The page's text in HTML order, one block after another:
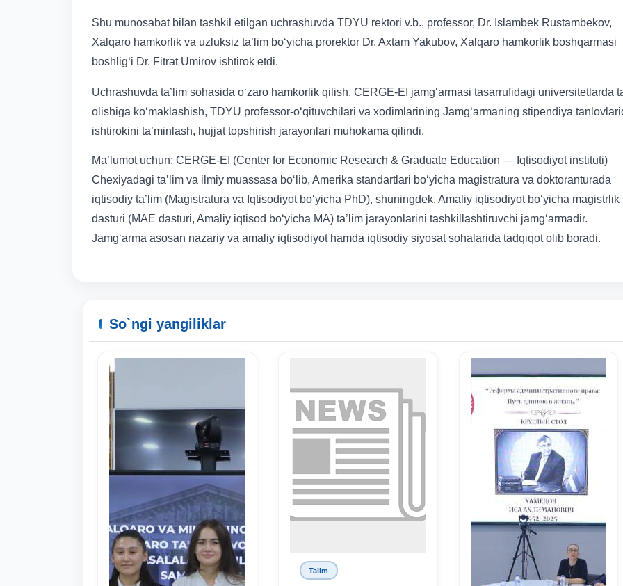
Shu munosabat bilan tashkil etilgan uchrashuvda TDYU rektori v.b., professor, Dr. Islambek Rustambekov,
Xalqaro hamkorlik va uzluksiz ta’lim bo‘yicha prorektor Dr. Axtam Yakubov, Xalqaro hamkorlik boshqarmasi
boshlig‘i Dr. Fitrat Umirov ishtirok etdi.
Uchrashuvda ta’lim sohasida o‘zaro hamkorlik qilish, CERGE-EI jamg‘armasi tasarrufidagi universitetlarda
olishiga ko‘maklashish, TDYU professor-o‘qituvchilari va xodimlarining Jamg‘armaning stipendiya
ishtirokini ta’minlash, hujjat topshirish jarayonlari muhokama qilindi.
Ma’lumot uchun: CERGE-EI (Center for Economic Research & Graduate Education — Iqtisodiyot instituti)
Chexiyadagi ta’lim va ilmiy muassasa bo‘lib, Amerika standartlari bo‘yicha magistratura va doktoranturada
iqtisodiy ta’lim (Magistratura va Iqtisodiyot bo‘yicha PhD), shuningdek, Amaliy iqtisodiyot bo‘yicha magistrlik
dasturi (MAE dasturi, Amaliy iqtisod bo‘yicha MA) ta’lim jarayonlarini tashkillashtiruvchi jamg‘armadir.
Jamg‘arma asosan nazariy va amaliy iqtisodiyot hamda iqtisodiy siyosat sohalarida tadqiqot olib boradi.
So`ngi yangiliklar
Talim